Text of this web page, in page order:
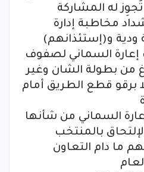
له المشاركة
مخاطبة إدارة
ودية و(إستئذانهم)
إعارة السماني لصفوف
من بطولة الشان وغير
برقو قطع الطريق أمام
السماني من شأنها
بالمنتخب
ما دام التعاون